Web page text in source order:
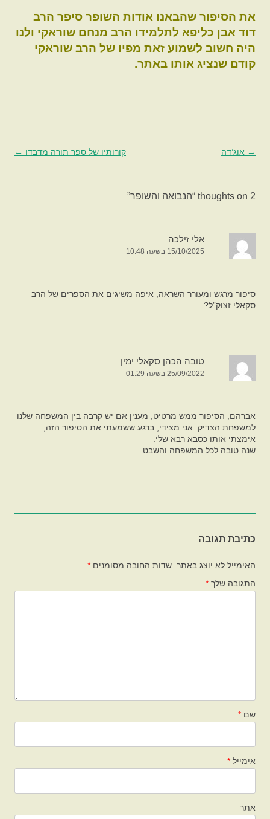
את הסיפור שהבאנו אודות השופר סיפר הרב
דוד אבן כליפא לתלמידו הרב מנחם שוראקי ולנו
היה חשוב לשמוע זאת מפיו של הרב שוראקי
קודם שנציג אותו באתר.
ניווט
→ אוג’דה קורותיו של ספר תורה מדבדו ←
2 thoughts on “ הנבואה והשופר”
אלי זילכה
15/10/2025 בשעה 10:48
סיפור מרגש ומעורר השראה, איפה משיגים את הספרים של הרב
סקאלי זצוק”ל?
טובה הכהן סקאלי ימין
25/09/2022 בשעה 01:29
אברהם, הסיפור ממש מרטיט, מענין אם יש קרבה בין המשפחה שלנו
למשפחת הצדיק. אני מצידי, ברגע ששמעתי את הסיפור הזה,
אימצתי אותו כסבא רבא שלי.
שנה טובה לכל המשפחה והשבט.
כתיבת תגובה
האימייל לא יוצג באתר. שדות החובה מסומנים *
התגובה שלך *
שם *
אימייל *
אתר